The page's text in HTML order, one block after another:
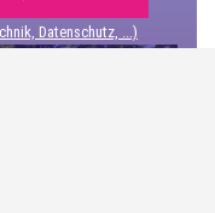
Datenschutz, ...)